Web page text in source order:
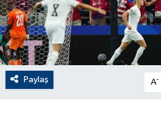
Paylaş A-
EĞİTİM
EKONOMİ
English News